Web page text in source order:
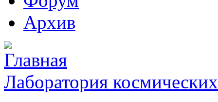
Архив
Лаборатория